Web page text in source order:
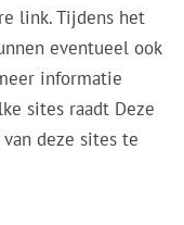
link. Tijdens het
eventueel ook
informatie
sites raadt Deze
deze sites te